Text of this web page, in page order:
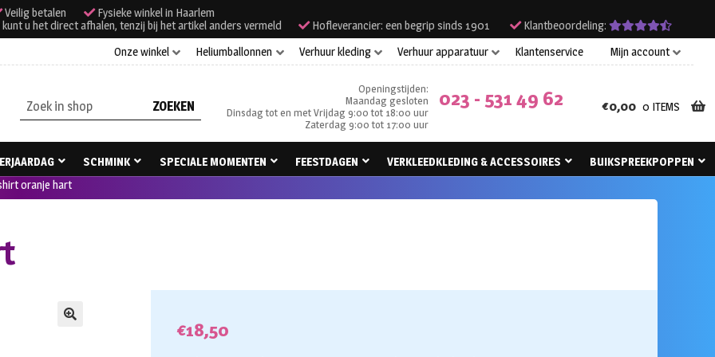
Veilig betalen
Fysieke winkel in Haarlem
u het direct afhalen, tenzij bij het artikel anders vermeld
Hofleverancier: een begrip sinds 1901
Klantbeoordeling:
Onze winkel
Heliumballonnen Verhuur kleding Verhuur apparatuur Klantenservice Mijn account
Zoeken
naar:
Openingstijden:
Maandag gesloten
Dinsdag tot en met Vrijdag 9:00 tot 18:00 uur
Zaterdag 9:00 tot 17:00 uur
023 - 531 49 62 €0,00 0 ITEMS
SCHMINK SPECIALE MOMENTEN FEESTDAGEN VERKLEEDKLEDING & ACCESSOIRES
BUIKSPREEKPOPPEN
oranje hart
€18,50